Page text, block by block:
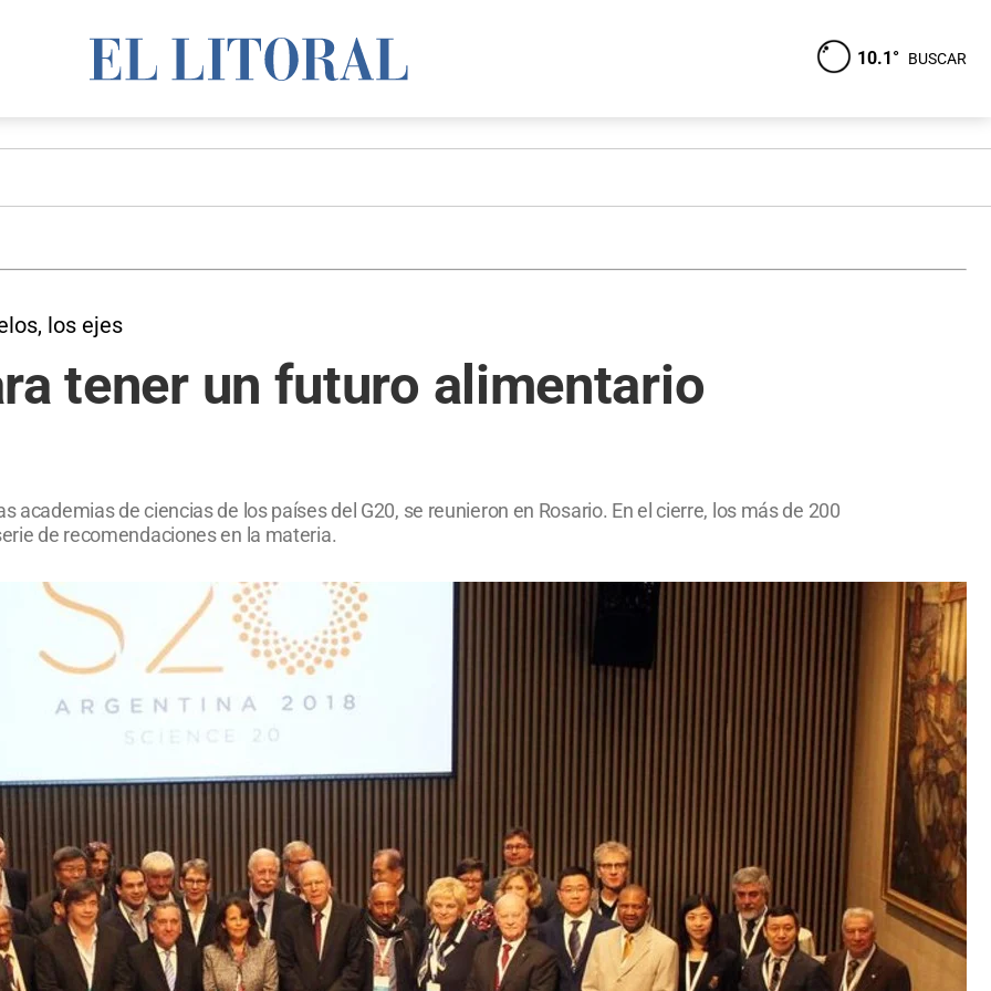
10.1° BUSCAR
los ejes
tener un futuro alimentario
academias de ciencias de los países del G20, se reunieron en Rosario. En el cierre, los más de 200
de recomendaciones en la materia.